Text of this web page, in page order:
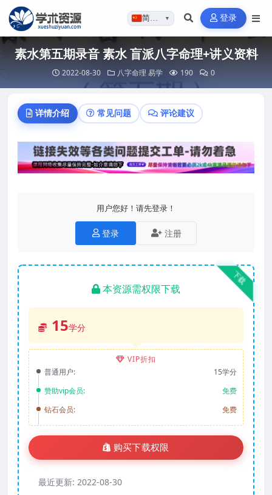
简体…▼ 登录
素水第五期录音 素水 盲派八字命理+讲义资料
2022-08-30 八字命理 易学 190 0
详情介绍 常见问题 评论建议
用户您好！请先登录！
登录 注册
下载
本资源需权限下载
15学分
VIP折扣
普通用户:
15学分
赞助vip会员:
免费
钻石会员:
免费
购买下载权限
最近更新: 2022-08-30